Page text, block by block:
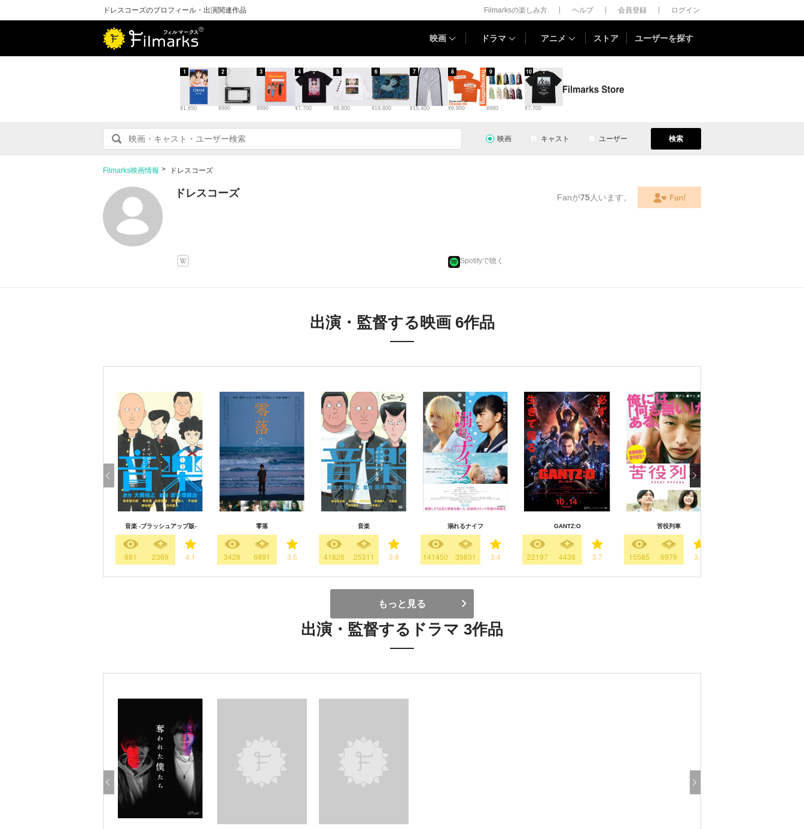
ドレスコーズのプロフィール・出演関連作品 Filmarksの楽しみ方 ヘルプ 会員登録 ログイン
映画 ドラマ アニメ ストア ユーザーを探す
¥1,650
1
¥990
2
¥990
3
¥7,700
4
¥8,800
5
¥19,800
6
¥15,400
7
¥9,900
8
¥880
9
¥7,700
10
映画 キャスト ユーザー 検索
Filmarks映画情報 ドレスコーズ
ドレスコーズ Fanが75人います。
Spotifyで聴く
出演・監督する映画 6作品
音楽 -ブラッシュアップ版-
881 2369 4.1
零落
3428 6891 3.5
音楽
41826 25311 3.8
溺れるナイフ
141450 39831 3.4
GANTZ:O
22197 4438 3.7
苦役列車
15585 6979 3.3
もっと見る
出演・監督するドラマ 3作品